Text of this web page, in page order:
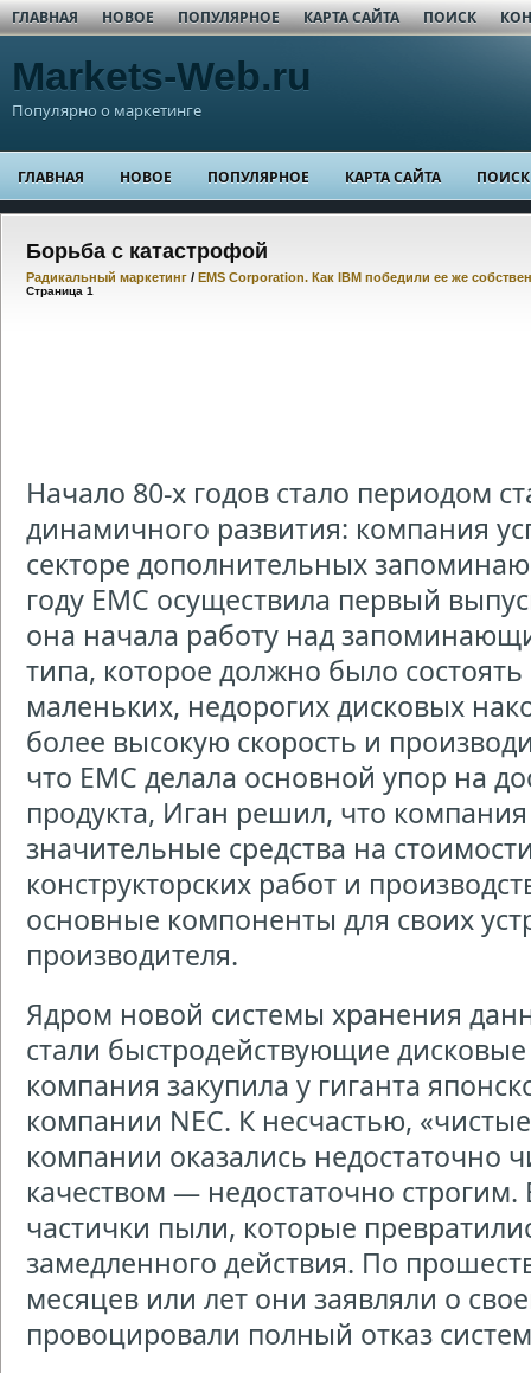
ГЛАВНАЯ НОВОЕ ПОПУЛЯРНОЕ КАРТА САЙТА ПОИСК
Markets-Web.ru
Популярно о маркетинге
ГЛАВНАЯ НОВОЕ ПОПУЛЯРНОЕ КАРТА САЙТА ПОИСК
Борьба с катастрофой
Радикальный маркетинг / EMS Corporation. Как IBM победили ее же
Страница 1
Начало 80-х годов стало периодом
динамичного развития: компания
секторе дополнительных
году ЕМС осуществила первый
она начала работу над
типа, которое должно было
маленьких, недорогих дисковых
более высокую скорость и
что ЕМС делала основной упор на
продукта, Иган решил, что
значительные средства на
конструкторских работ и
основные компоненты для своих
производителя.
Ядром новой системы хранения
стали быстродействующие
компания закупила у гиганта
компании NEC. К несчастью,
компании оказались недостаточно
качеством — недостаточно
частички пыли, которые
замедленного действия. По
месяцев или лет они заявляли о
провоцировали полный отказ